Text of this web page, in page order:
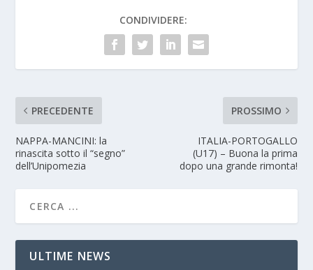
CONDIVIDERE:
PRECEDENTE
NAPPA-MANCINI: la
rinascita sotto il “segno”
dell’Unipomezia
PROSSIMO
ITALIA-PORTOGALLO
(U17) – Buona la prima
dopo una grande rimonta!
ULTIME NEWS